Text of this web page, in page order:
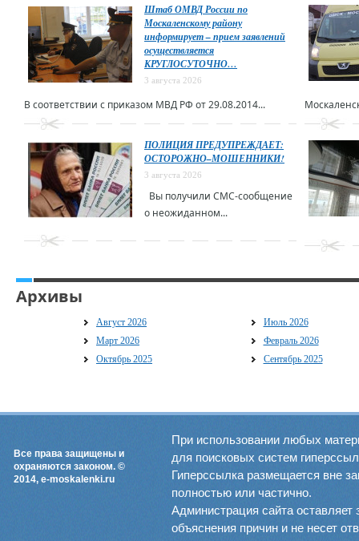
Штаб ОМВД России по
Москаленскому району
информирует – прием заявлений
осуществляется
КРУГЛОСУТОЧНО…
3 августа 2026
В соответствии с приказом МВД РФ от 29.08.2014...
ПОЛИЦИЯ ПРЕДУПРЕЖДАЕТ:
ОСТОРОЖНО–МОШЕННИКИ!
3 августа 2026
Вы получили СМС-сообщение
о неожиданном...
Архивы
Август 2026
Июль 2026
Март 2026
Февраль 2026
Октябрь 2025
Сентябрь 2025
Все права защищены и
охраняются законом. ©
2014, e-moskalenki.ru
При использовании любых
для поисковых систем
Гиперссылка размещается вне
полностью или частично.
Администрация сайта оставляет
объяснения причин и не несет